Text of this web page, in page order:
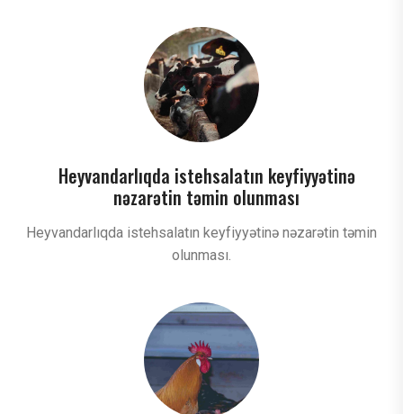
Heyvandarlıqda istehsalatın keyfiyyətinə
nəzarətin təmin olunması
Heyvandarlıqda istehsalatın keyfiyyətinə nəzarətin təmin
olunması.